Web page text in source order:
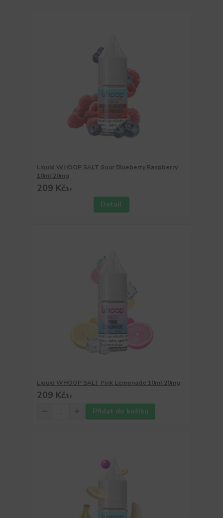
Liquid WHOOP SALT Sour Blueberry Raspberry
10ml 20mg
209 Kč/ks
Detail
Liquid WHOOP SALT Pink Lemonade 10ml 20mg
209 Kč/ks
Přidat do košíku